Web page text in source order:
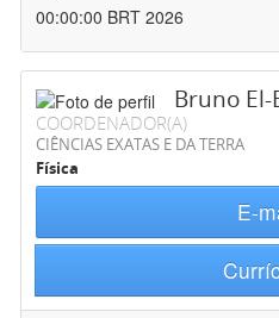
00:00:00 BRT 2026
Bruno
COORDENADOR(A)
CIÊNCIAS EXATAS E DA TERRA
Física
E-